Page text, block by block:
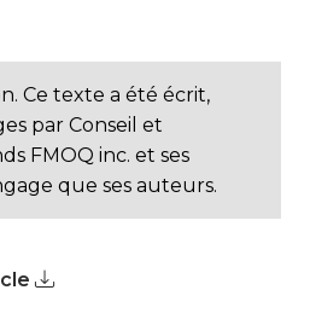
Ce texte a été écrit,
par Conseil et
FMOQ inc. et ses
que ses auteurs.